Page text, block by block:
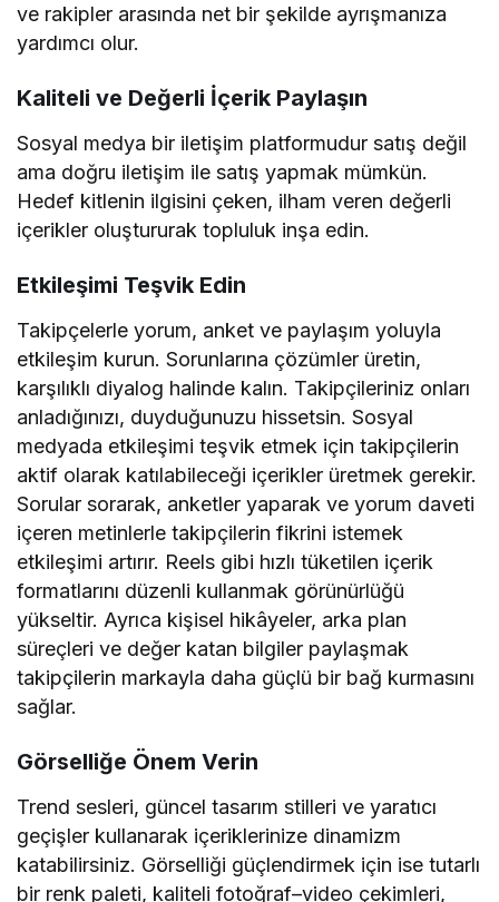
ve rakipler arasında net bir şekilde ayrışmanıza
yardımcı olur.
Kaliteli ve Değerli İçerik Paylaşın
Sosyal medya bir iletişim platformudur satış değil
ama doğru iletişim ile satış yapmak mümkün.
Hedef kitlenin ilgisini çeken, ilham veren değerli
içerikler oluştururak topluluk inşa edin.
Etkileşimi Teşvik Edin
Takipçelerle yorum, anket ve paylaşım yoluyla
etkileşim kurun. Sorunlarına çözümler üretin,
karşılıklı diyalog halinde kalın. Takipçileriniz onları
anladığınızı, duyduğunuzu hissetsin. Sosyal
medyada etkileşimi teşvik etmek için takipçilerin
aktif olarak katılabileceği içerikler üretmek gerekir.
Sorular sorarak, anketler yaparak ve yorum daveti
içeren metinlerle takipçilerin fikrini istemek
etkileşimi artırır. Reels gibi hızlı tüketilen içerik
formatlarını düzenli kullanmak görünürlüğü
yükseltir. Ayrıca kişisel hikâyeler, arka plan
süreçleri ve değer katan bilgiler paylaşmak
takipçilerin markayla daha güçlü bir bağ kurmasını
sağlar.
Görselliğe Önem Verin
Trend sesleri, güncel tasarım stilleri ve yaratıcı
geçişler kullanarak içeriklerinize dinamizm
katabilirsiniz. Görselliği güçlendirmek için ise tutarlı
bir renk paleti, kaliteli fotoğraf–video çekimleri,